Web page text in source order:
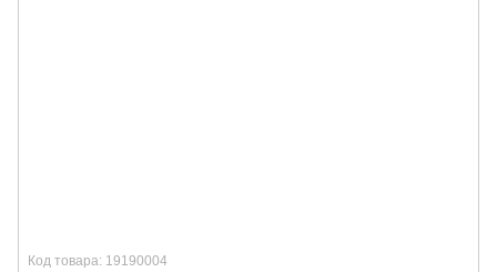
Код товара: 19190004